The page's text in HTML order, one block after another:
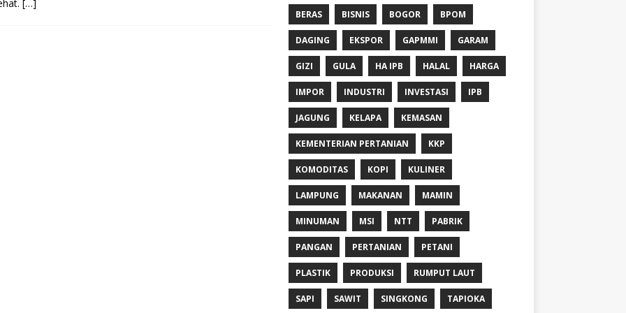
[…]
BERAS BISNIS BOGOR BPOM
DAGING EKSPOR GAPMMI GARAM
GIZI GULA HA IPB HALAL HARGA
IMPOR INDUSTRI INVESTASI IPB
JAGUNG KELAPA KEMASAN
KEMENTERIAN PERTANIAN KKP
KOMODITAS KOPI KULINER
LAMPUNG MAKANAN MAMIN
MINUMAN MSI NTT PABRIK
PANGAN PERTANIAN PETANI
PLASTIK PRODUKSI RUMPUT LAUT
SAPI SAWIT SINGKONG TAPIOKA